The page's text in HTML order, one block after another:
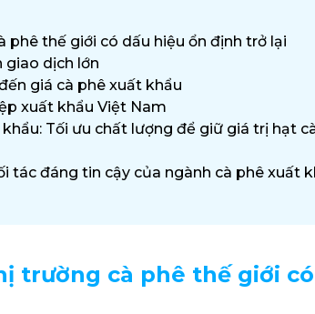
phê thế giới có dấu hiệu ổn định trở lại
giao dịch lớn
giá cà phê xuất khẩu
xuất khẩu Việt Nam
Tối ưu chất lượng để giữ giá trị hạt
tác đáng tin cậy của ngành cà phê xuất
trường cà phê thế giới